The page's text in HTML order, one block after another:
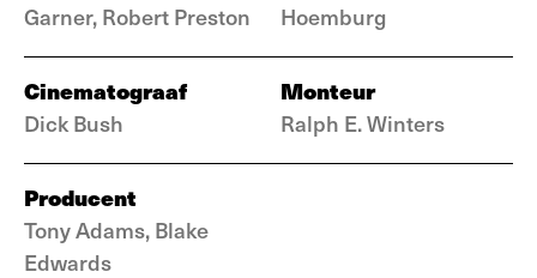
Garner, Robert Preston
Hoemburg
Cinematograaf
Dick Bush
Monteur
Ralph E. Winters
Producent
Tony Adams, Blake
Edwards